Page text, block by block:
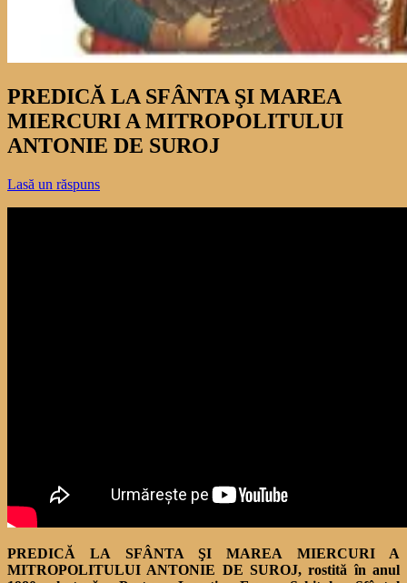
PREDICĂ LA SFÂNTA ŞI MAREA
MIERCURI A MITROPOLITULUI
ANTONIE DE SUROJ
Lasă un răspuns
PREDICĂ LA SFÂNTA ŞI MAREA MIERCURI A
MITROPOLITULUI ANTONIE DE SUROJ, rostită în anul